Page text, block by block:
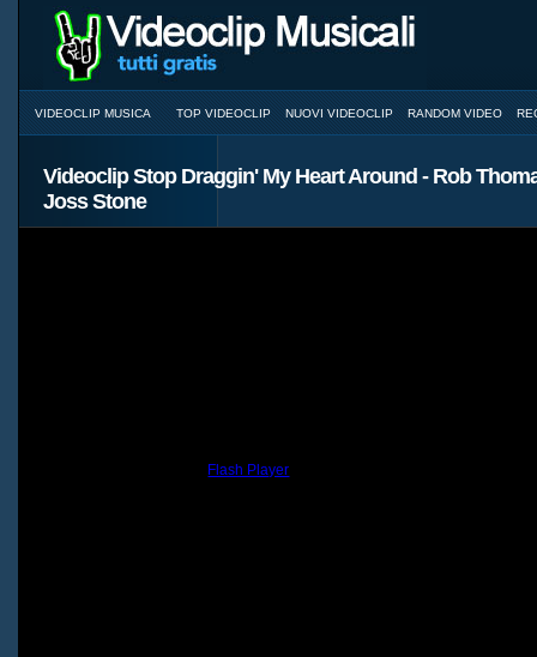
VIDEOCLIP MUSICA TOP VIDEOCLIP NUOVI VIDEOCLIP RANDOM VIDEO
Videoclip Stop Draggin' My Heart Around - Rob
Joss Stone
Flash Player